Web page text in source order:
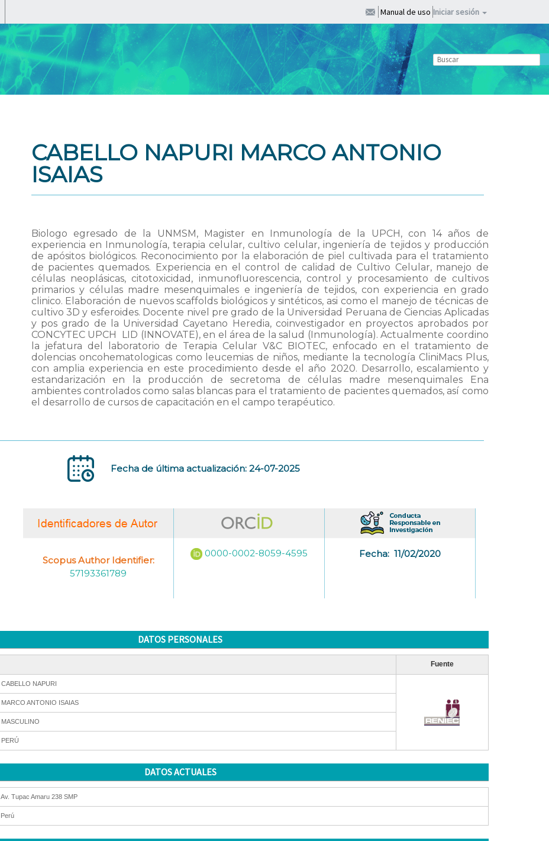
Manual de uso Iniciar sesión
CABELLO NAPURI MARCO ANTONIO
ISAIAS
Biologo egresado de la UNMSM, Magister en Inmunología de la UPCH, con 14 años de
experiencia en Inmunología, terapia celular, cultivo celular, ingeniería de tejidos y producción
de apósitos biológicos. Reconocimiento por la elaboración de piel cultivada para el tratamiento
de pacientes quemados. Experiencia en el control de calidad de Cultivo Celular, manejo de
células neoplásicas, citotoxicidad, inmunofluorescencia, control y procesamiento de cultivos
primarios y células madre mesenquimales e ingeniería de tejidos, con experiencia en grado
clinico. Elaboración de nuevos scaffolds biológicos y sintéticos, asi como el manejo de técnicas de
cultivo 3D y esferoides. Docente nivel pre grado de la Universidad Peruana de Ciencias Aplicadas
y pos grado de la Universidad Cayetano Heredia, coinvestigador en proyectos aprobados por
CONCYTEC UPCH  LID (INNOVATE), en el área de la salud (Inmunología). Actualmente coordino
la jefatura del laboratorio de Terapia Celular V&C BIOTEC, enfocado en el tratamiento de
dolencias oncohematologicas como leucemias de niños, mediante la tecnología CliniMacs Plus,
con amplia experiencia en este procedimiento desde el año 2020. Desarrollo, escalamiento y
estandarización en la producción de secretoma de células madre mesenquimales Ena
ambientes controlados como salas blancas para el tratamiento de pacientes quemados, así como
el desarrollo de cursos de capacitación en el campo terapéutico.
Fecha de última actualización: 24-07-2025
Scopus Author Identifier:
57193361789
0000-0002-8059-4595 Fecha: 11/02/2020
DATOS PERSONALES
Fuente
CABELLO NAPURI
MARCO ANTONIO ISAIAS
MASCULINO
PERÚ
DATOS ACTUALES
Av. Tupac Amaru 238 SMP
Perú